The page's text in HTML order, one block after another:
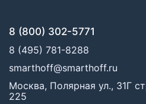
8 (800) 302-5771
8 (495) 781-8288
smarthoff@smarthoff.ru
Москва, Полярная ул., 31Г
225